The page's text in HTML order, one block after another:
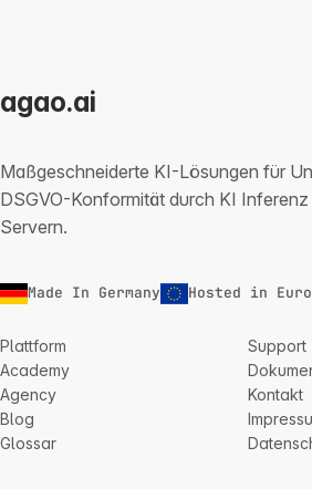
agao.ai
Maßgeschneiderte KI-Lösungen für
DSGVO-Konformität durch KI
Servern.
Made In Germany Hosted in
Plattform
Academy
Agency
Blog
Glossar
Support
Kontakt